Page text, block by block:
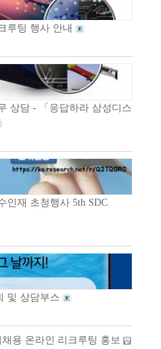
루팅 행사 안내
상담 - 「응답하라 삼성디스
인재 초청행사 5th SDC
및 상담부스
용 온라인 리크루팅 홍보